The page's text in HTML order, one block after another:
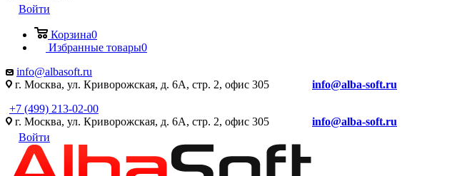
Войти
Корзина0
Избранные товары0
info@albasoft.ru
г. Москва, ул. Криворожская, д. 6А, стр. 2, офис 305 info@alba-soft.ru
+7 (499) 213-02-00
г. Москва, ул. Криворожская, д. 6А, стр. 2, офис 305 info@alba-soft.ru
Войти